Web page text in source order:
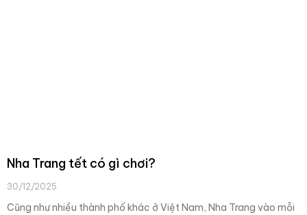
Nha Trang tết có gì chơi?
30/12/2025
Cũng như nhiều thành phố khác ở Việt Nam, Nha Trang vào mỗi